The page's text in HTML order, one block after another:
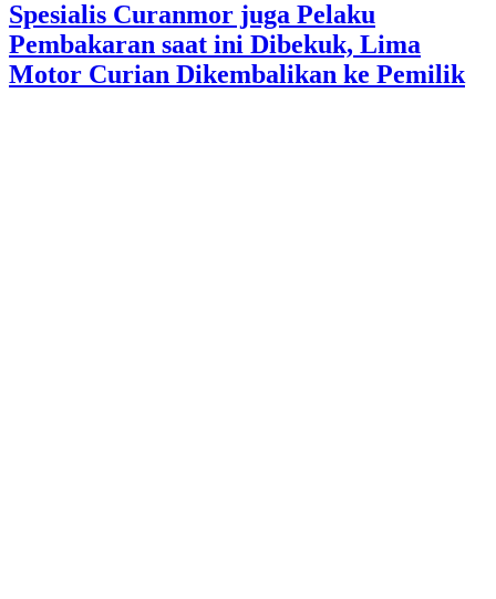
Spesialis Curanmor juga Pelaku
Pembakaran saat ini Dibekuk, Lima
Motor Curian Dikembalikan ke Pemilik